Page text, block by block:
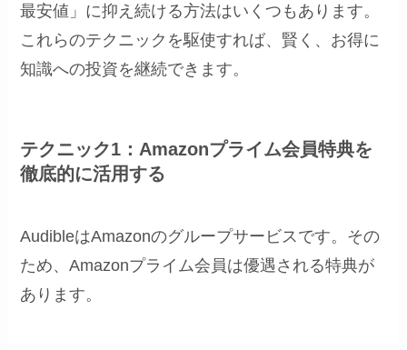
最安値」に抑え続ける方法はいくつもあります。
これらのテクニックを駆使すれば、賢く、お得に
知識への投資を継続できます。
テクニック1：Amazonプライム会員特典を
徹底的に活用する
AudibleはAmazonのグループサービスです。その
ため、Amazonプライム会員は優遇される特典が
あります。